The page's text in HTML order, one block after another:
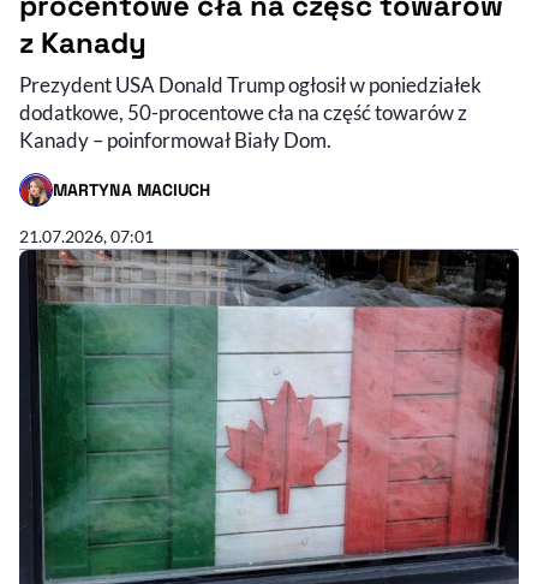
z Kanady
Prezydent USA Donald Trump ogłosił w poniedziałek
dodatkowe, 50-procentowe cła na część towarów z
Kanady – poinformował Biały Dom.
MARTYNA MACIUCH
- AUTOR ARTYKUŁU - PROFIL
21.07.2026, 07:01